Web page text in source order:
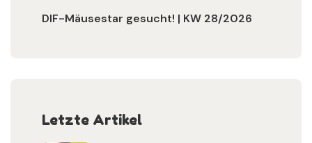
DIF-Mäusestar gesucht! | KW 28/2026
Letzte Artikel